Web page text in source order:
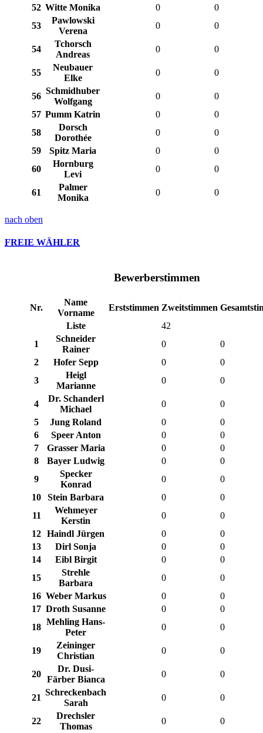
52 Witte Monika 0
0
53
Pawlowski
Verena
0 0
54
Tchorsch
Andreas
0 0
55
Neubauer
Elke
0 0
56
Schmidhuber
Wolfgang
0
0
57 Pumm Katrin 0
0
58
Dorsch
Dorothée
0
0
59
Spitz Maria 0
0
60
Hornburg
Levi
0 0
61
Palmer
Monika
0 0
nach oben
FREIE WÄHLER
Bewerberstimmen
Nr.
Name
Vorname
Erststimmen Zweitstimmen
Liste
42
1
Schneider
Rainer
0
0
2
Hofer Sepp 0
0
3
Heigl
Marianne
0 0
4
Dr. Schanderl
Michael
0
0
5
Jung Roland 0
0
6
Speer Anton 0
0
7
Grasser Maria 0
0
8
Bayer Ludwig 0
0
9
Specker
Konrad
0
0
10
Stein Barbara 0
0
11
Wehmeyer
Kerstin
0
0
12 Haindl Jürgen 0
0
13
Dirl Sonja 0
0
14
Eibl Birgit 0
0
15
Strehle
Barbara
0
0
16 Weber Markus 0
0
17 Droth Susanne 0
0
18
Mehling Hans-
Peter
0 0
19
Zeininger
Christian
0 0
20
Dr. Dusi-
Färber Bianca
0 0
21
Schreckenbach
Sarah
0 0
22
Drechsler
Thomas
0 0